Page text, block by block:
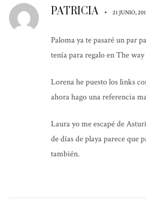
PATRICIA • 21 JUNIO,
Paloma ya te pasaré un par
tenía para regalo en The
Lorena he puesto los links
ahora hago una referencia
Laura yo me escapé de
de días de playa parece que
también.